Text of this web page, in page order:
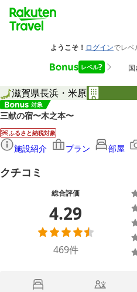
滋賀県長浜・米原
三献の宿〜木之本〜
ふるさと納税対象
施設紹介 プラン 部屋
クチコミ
総合評価
4.29
469件